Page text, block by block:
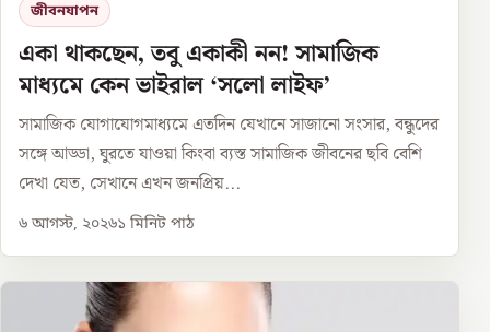
জীবনযাপন
একা থাকছেন, তবু একাকী নন! সামাজিক
মাধ্যমে কেন ভাইরাল ‘সলো লাইফ’
সামাজিক যোগাযোগমাধ্যমে এতদিন যেখানে সাজানো সংসার, বন্ধুদের
সঙ্গে আড্ডা, ঘুরতে যাওয়া কিংবা ব্যস্ত সামাজিক জীবনের ছবি বেশি
দেখা যেত, সেখানে এখন জনপ্রিয়...
৬ আগস্ট, ২০২৬১ মিনিট পাঠ